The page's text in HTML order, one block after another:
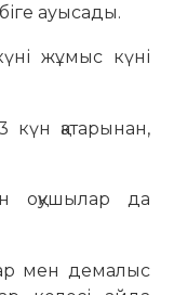
ауысады.
жұмыс күні
күн қатарынан,
оқушылар да
мен демалыс